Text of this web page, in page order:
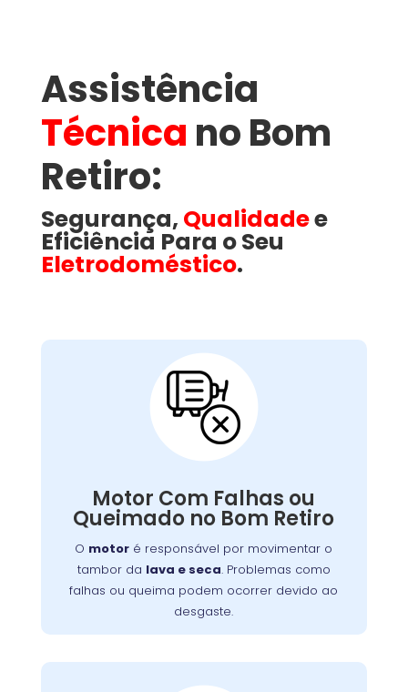
Assistência
Técnica no Bom
Retiro​:
Segurança, Qualidadee
Eficiência Para o Seu
Eletrodoméstico.
Motor Com Falhas ou
Queimado no Bom Retiro
O motor é responsável por movimentar o
tambor da lava e seca. Problemas como
falhas ou queima podem ocorrer devido ao
desgaste.
Motor Com Falhas ou
Queimado:
é responsável por movimentar o
falhas ou queima podem ocorrer devido ao
desgaste, sobrecarga ou falta de manutenção.
Isso resulta em mau funcionamento ou parada
completa do aparelho.